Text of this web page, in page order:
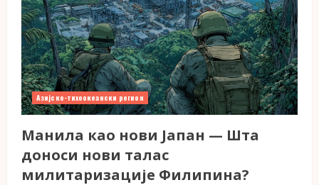
Азијско-тихоокеански регион
Манила као нови Јапан — Шта
доноси нови талас
милитаризације Филипина?